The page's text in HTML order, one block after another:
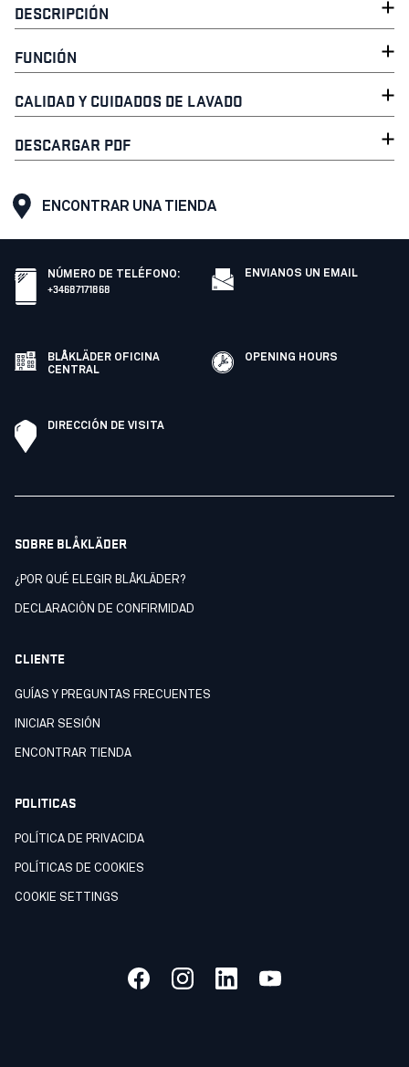
DESCRIPCIÓN
FUNCIÓN
CALIDAD Y CUIDADOS DE LAVADO
DESCARGAR PDF
ENCONTRAR UNA TIENDA
NÚMERO DE TELÉFONO:
+34687171868
ENVIANOS UN EMAIL
BLÅKLÄDER OFICINA
CENTRAL
OPENING HOURS
DIRECCIÓN DE VISITA
SOBRE BLÅKLÄDER
¿POR QUÉ ELEGIR BLÅKLÄDER?
DECLARACIÒN DE CONFIRMIDAD
CLIENTE
GUÍAS Y PREGUNTAS FRECUENTES
INICIAR SESIÓN
ENCONTRAR TIENDA
POLITICAS
POLÍTICA DE PRIVACIDA
POLÍTICAS DE COOKIES
COOKIE SETTINGS